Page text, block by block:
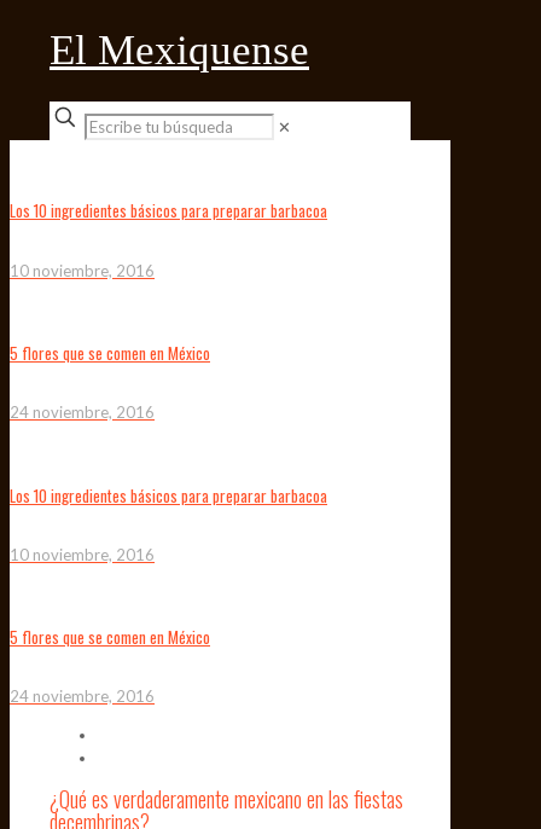
El Mexiquense
✕
Los 10 ingredientes básicos para preparar barbacoa
10 noviembre, 2016
5 flores que se comen en México
24 noviembre, 2016
Los 10 ingredientes básicos para preparar barbacoa
10 noviembre, 2016
5 flores que se comen en México
24 noviembre, 2016
¿Qué es verdaderamente mexicano en las fiestas
decembrinas?